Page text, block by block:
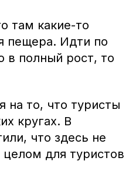
там какие-то
пещера. Идти по
полный рост, то
на то, что туристы
кругах. В
что здесь не
целом для туристов